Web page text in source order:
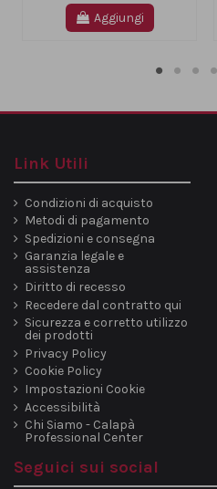
Aggiungi
Link Utili
Condizioni di acquisto
Metodi di pagamento
Spedizioni e consegna
Garanzia legale e
assistenza
Diritto di recesso
Recedere dal contratto qui
Sicurezza e corretto utilizzo
dei prodotti
Privacy Policy
Cookie Policy
Impostazioni Cookie
Accessibilità
Chi Siamo - Calapà
Professional Center
Seguici sui social